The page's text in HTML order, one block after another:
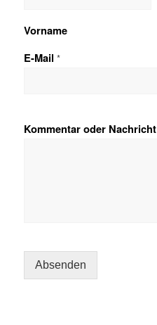
Vorname
E-Mail *
Kommentar oder Nachricht
Absenden